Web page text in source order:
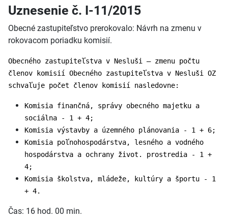
Uznesenie č. I-11/2015
Obecné zastupiteľstvo prerokovalo: Návrh na zmenu v
rokovacom poriadku komisií.
Obecného zastupiteľstva v Nesluši – zmenu počtu
členov komisií Obecného zastupiteľstva v Nesluši OZ
schvaľuje počet členov komisií nasledovne:
Komisia finančná, správy obecného majetku a
sociálna - 1 + 4;
Komisia výstavby a územného plánovania - 1 + 6;
Komisia poľnohospodárstva, lesného a vodného
hospodárstva a ochrany život. prostredia - 1 +
4;
Komisia školstva, mládeže, kultúry a športu - 1
+ 4.
Čas: 16 hod. 00 min.